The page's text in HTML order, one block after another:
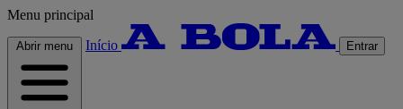
Menu principal
Abrir menu Início Entrar